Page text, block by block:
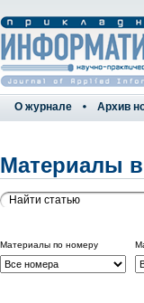
О журнале Архив
Материалы
Материалы по номеру